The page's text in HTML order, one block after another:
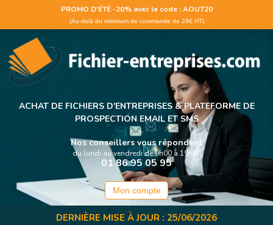
Panneau de gestion des cookies
PROMO D'ÉTÉ -20% avec le code : AOUT20
(Au-delà du minimum de commande de 29€ HT)
ACHAT DE FICHIERS D'ENTREPRISES &PLATEFORME DE
PROSPECTION EMAIL ET SMS
Nos conseillers vous répondent
du lundi au vendredi de 9h00 à 19h00
01 86 95 05 95
Mon compte
DERNIÈRE MISE À JOUR : 25/06/2026